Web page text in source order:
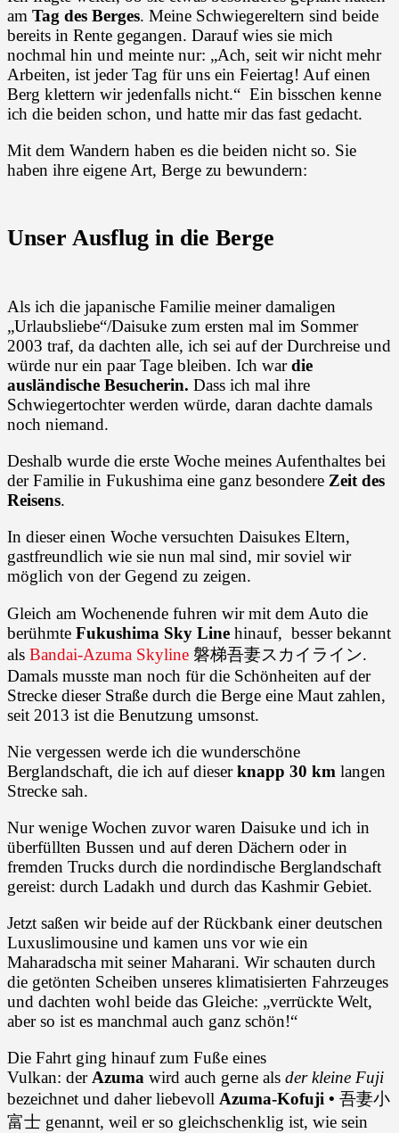
am Tag des Berges. Meine Schwiegereltern sind beide
bereits in Rente gegangen. Darauf wies sie mich
nochmal hin und meinte nur: „Ach, seit wir nicht mehr
Arbeiten, ist jeder Tag für uns ein Feiertag! Auf einen
Berg klettern wir jedenfalls nicht.“ Ein bisschen kenne
ich die beiden schon, und hatte mir das fast gedacht.
Mit dem Wandern haben es die beiden nicht so. Sie
haben ihre eigene Art, Berge zu bewundern:
Unser Ausflug in die Berge
Als ich die japanische Familie meiner damaligen
„Urlaubsliebe“/Daisuke zum ersten mal im Sommer
2003 traf, da dachten alle, ich sei auf der Durchreise und
würde nur ein paar Tage bleiben. Ich wardie
ausländische Besucherin. Dass ich mal ihre
Schwiegertochter werden würde, daran dachte damals
noch niemand.
Deshalb wurde die erste Woche meines Aufenthaltes bei
der Familie in Fukushima eine ganz besondere Zeit des
Reisens.
In dieser einen Woche versuchten Daisukes Eltern,
gastfreundlich wie sie nun mal sind, mir soviel wir
möglich von der Gegend zu zeigen.
Gleich am Wochenende fuhren wir mit dem Auto die
berühmte Fukushima Sky Line hinauf, besser bekannt
als Bandai-Azuma Skyline 磐梯吾妻スカイライン.
Damals musste man noch für die Schönheiten auf der
Strecke dieser Straße durch die Berge eine Maut zahlen,
seit 2013 ist die Benutzung umsonst.
Nie vergessen werde ich die wunderschöne
Berglandschaft, die ich auf dieserknapp 30 km langen
Strecke sah.
Nur wenige Wochen zuvor waren Daisuke und ich in
überfüllten Bussen und auf deren Dächern oder in
fremden Trucks durch die nordindische Berglandschaft
gereist: durch Ladakh und durch das Kashmir Gebiet.
Jetzt saßen wir beide auf der Rückbank einer deutschen
Luxuslimousine und kamen uns vor wie ein
Maharadscha mit seiner Maharani. Wir schauten durch
die getönten Scheiben unseres klimatisierten Fahrzeuges
und dachten wohl beide das Gleiche: „verrückte Welt,
aber so ist es manchmal auch ganz schön!“
Die Fahrt ging hinauf zum Fuße eines
Vulkan: derAzuma wird auch gerne als der kleine Fuji
bezeichnet und daher liebevoll Azuma-Kofuji • 吾妻小
富士 genannt, weil er so gleichschenklig ist, wie sein